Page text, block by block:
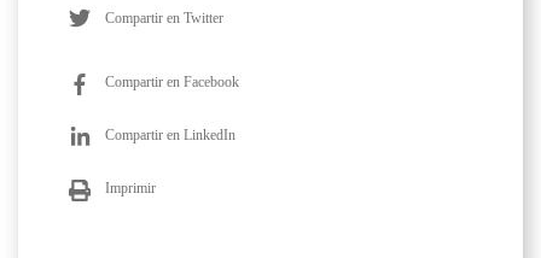
Compartir en Twitter
Compartir en Facebook
Compartir en LinkedIn
Imprimir